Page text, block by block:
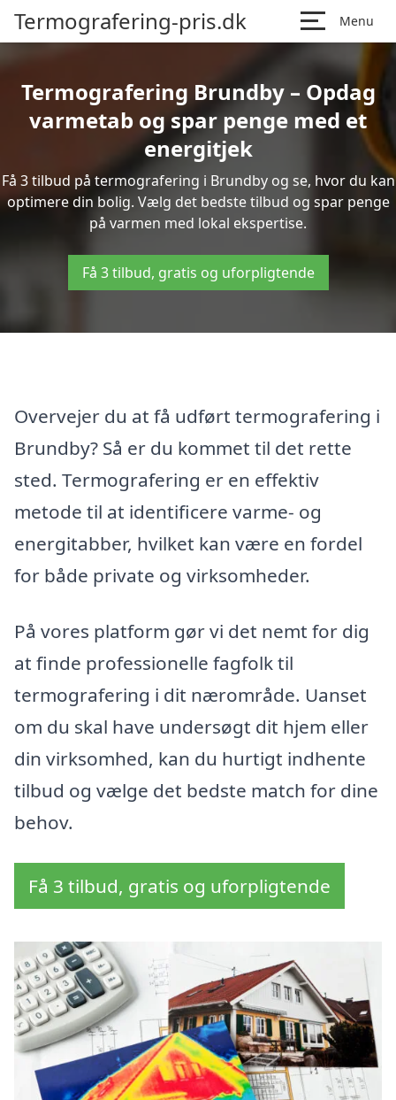
Termografering-pris.dk Menu
Termografering Brundby – Opdag
varmetab og spar penge med et
energitjek
Få 3 tilbud på termografering i Brundby og se, hvor du kan
optimere din bolig. Vælg det bedste tilbud og spar penge
på varmen med lokal ekspertise.
Få 3 tilbud, gratis og uforpligtende
Overvejer du at få udført termografering i
Brundby? Så er du kommet til det rette
sted. Termografering er en effektiv
metode til at identificere varme- og
energitabber, hvilket kan være en fordel
for både private og virksomheder.
På vores platform gør vi det nemt for dig
at finde professionelle fagfolk til
termografering i dit nærområde. Uanset
om du skal have undersøgt dit hjem eller
din virksomhed, kan du hurtigt indhente
tilbud og vælge det bedste match for dine
behov.
Få 3 tilbud, gratis og uforpligtende